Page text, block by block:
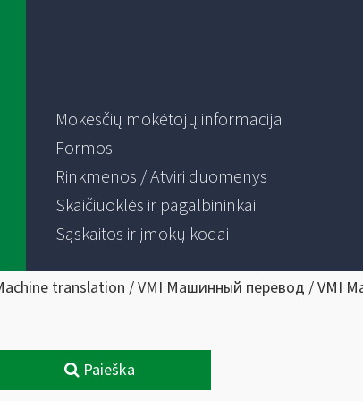
Mokesčių mokėtojų informacija
Formos
Rinkmenos / Atviri duomenys
Skaičiuoklės ir pagalbininkai
Sąskaitos ir įmokų kodai
translation / VMI Машинный перевод / VMI
Paieška